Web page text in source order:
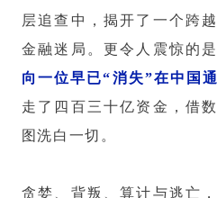
层追查中，揭开了一个跨
金融迷局。更令人震惊的
向一位早已“消失”在中国
走了四百三十亿资金，借
图洗白一切。
贪婪、背叛、算计与逃亡